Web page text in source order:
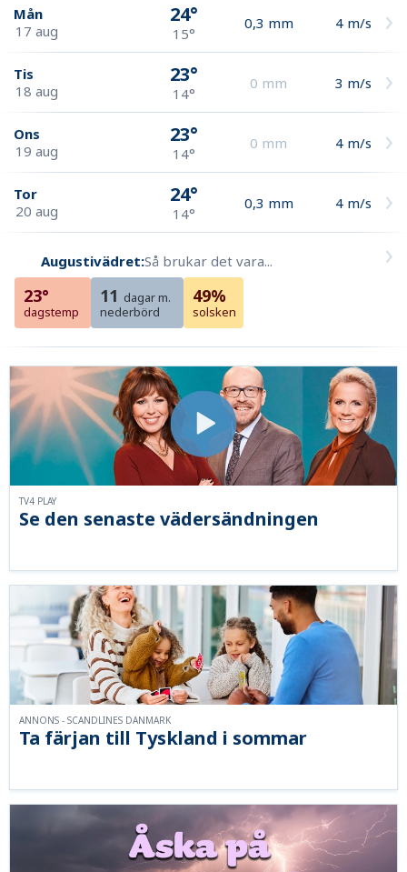
Mån
17 aug
24°
15°
0,3 mm 4 m/s
Tis
18 aug
23°
14°
0 mm 3 m/s
Ons
19 aug
23°
14°
0 mm 4 m/s
Tor
20 aug
24°
14°
0,3 mm 4 m/s
Augustivädret:Så brukar det vara...
23°
dagstemp
11 dagar m.
nederbörd
49%
solsken
Se den senaste vädersändningen
TV4 PLAY
Ta färjan till Tyskland i sommar
ANNONS - SCANDLINES DANMARK